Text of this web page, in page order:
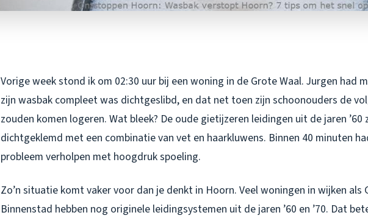
Vorige week stond ik om 02:30 uur bij een woning in de Grote Waal. Jurgen had
zijn wasbak compleet was dichtgeslibd, en dat net toen zijn schoonouders de
zouden komen logeren. Wat bleek? De oude gietijzeren leidingen uit de jaren ’60
dichtgeklemd met een combinatie van vet en haarkluwens. Binnen 40 minuten
probleem verholpen met hoogdruk spoeling.
Zo’n situatie komt vaker voor dan je denkt in Hoorn. Veel woningen in wijken als
Binnenstad hebben nog originele leidingsystemen uit de jaren ’60 en ’70. Dat